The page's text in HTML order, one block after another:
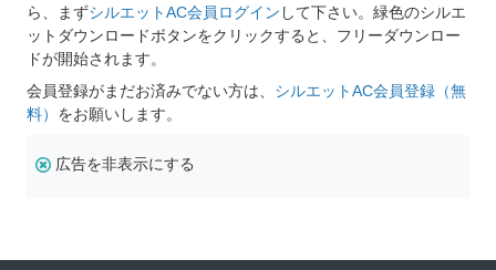
ら、まずシルエットAC会員ログイン して下さい。緑色のシルエ
ットダウンロードボタンをクリックすると、フリーダウンロー
ドが開始されます。
会員登録がまだお済みでない方は、 シルエットAC会員登録（無
料） をお願いします。
広告を非表示にする